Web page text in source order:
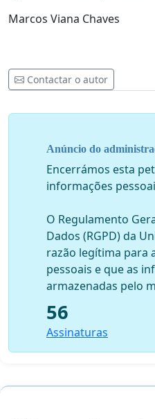
Marcos Viana Chaves
Contactar o autor
Anúncio do
Encerrámos esta
informações
O Regulamento
Dados (RGPD) da
razão legítima para
pessoais e que as
armazenadas pelo
56
Assinaturas